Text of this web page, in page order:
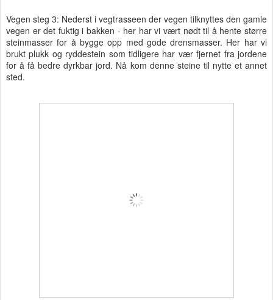
Vegen steg 3: Nederst i vegtrasseen der vegen tilknyttes den gamle
vegen er det fuktig i bakken - her har vi vært nødt til å hente større
steinmasser for å bygge opp med gode drensmasser. Her har vi
brukt plukk og ryddestein som tidligere har vær fjernet fra jordene
for å få bedre dyrkbar jord. Nå kom denne steine til nytte et annet
sted.